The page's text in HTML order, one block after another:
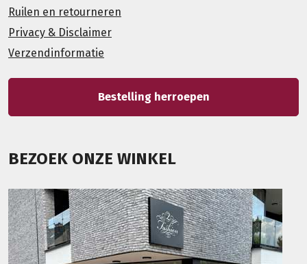
Ruilen en retourneren
Privacy & Disclaimer
Verzendinformatie
Bestelling herroepen
BEZOEK ONZE WINKEL